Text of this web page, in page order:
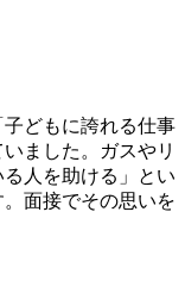
どもに誇れる仕事
ました。ガスやリ
人を助ける」とい
面接でその思いを